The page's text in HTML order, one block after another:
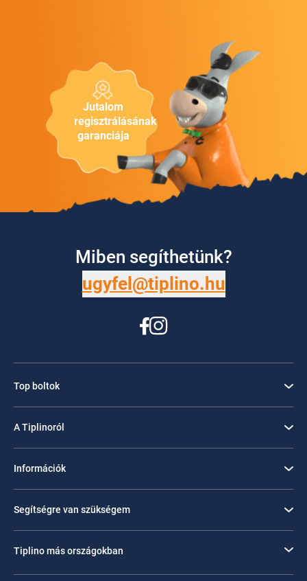
Jutalom
regisztrálásának
garanciája
Miben segíthetünk?
ugyfel@tiplino.hu
Top boltok
A Tiplinoról
Információk
Segítségre van szükségem
Tiplino más országokban